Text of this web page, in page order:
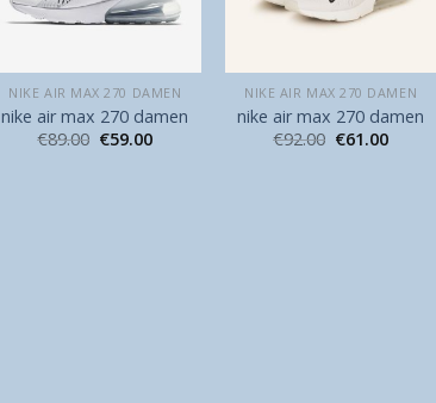
NIKE AIR MAX 270 DAMEN
nike air max 270 damen
€89.00 €59.00
NIKE AIR MAX 270 DAMEN
nike air max 270 damen
€92.00 €61.00